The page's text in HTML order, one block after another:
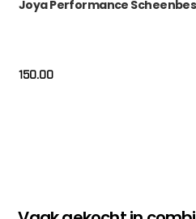
Joya Performance
150.00